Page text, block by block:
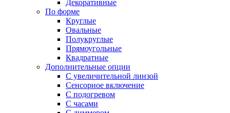
Декоративные
По форме
Круглые
Овальные
Полукруглые
Прямоугольные
Квадратные
Дополнительные опции
C увеличительной линзой
Сенсорное включение
С подогревом
С часами